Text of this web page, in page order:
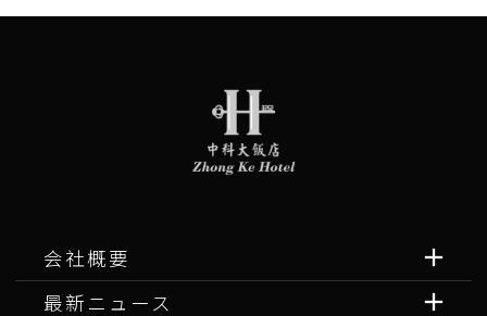
会社概要
最新ニュース